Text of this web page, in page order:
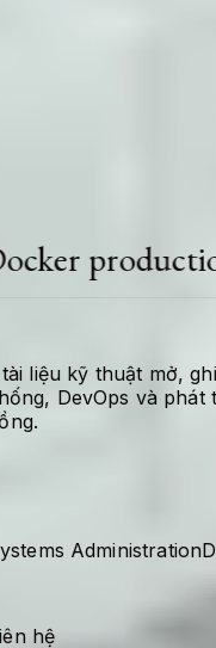
production
liệu kỹ thuật mở,
DevOps và phát
Administration
hệ